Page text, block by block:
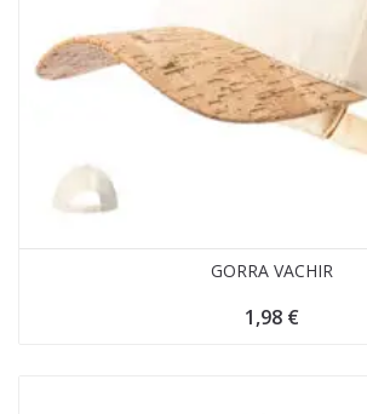
GORRA VACHIR
1,98 €